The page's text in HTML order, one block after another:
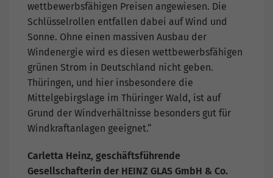
wettbewerbsfähigen Preisen angewiesen. Die
Schlüsselrollen entfallen dabei auf Wind und
Sonne. Ohne einen massiven Ausbau der
Windenergie wird es diesen wettbewerbsfähigen
grünen Strom in Deutschland nicht geben.
Thüringen, und hier insbesondere die
Mittelgebirgslage im Thüringer Wald, ist auf
Grund der Windverhältnisse besonders gut für
Windkraftanlagen geeignet.“
Carletta Heinz, geschäftsführende
Gesellschafterin der HEINZ GLAS GmbH & Co.